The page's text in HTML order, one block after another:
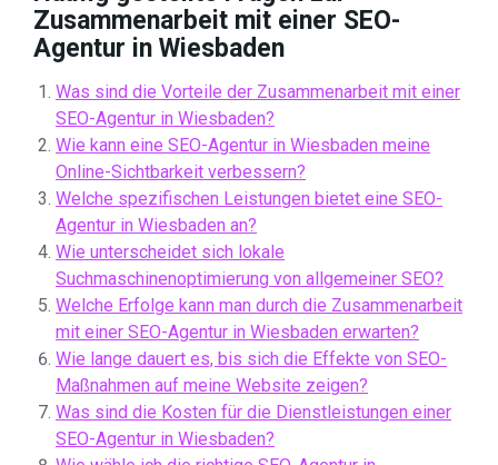
Zusammenarbeit mit einer SEO-
Agentur in Wiesbaden
Was sind die Vorteile der Zusammenarbeit mit einer
SEO-Agentur in Wiesbaden?
Wie kann eine SEO-Agentur in Wiesbaden meine
Online-Sichtbarkeit verbessern?
Welche spezifischen Leistungen bietet eine SEO-
Agentur in Wiesbaden an?
Wie unterscheidet sich lokale
Suchmaschinenoptimierung von allgemeiner SEO?
Welche Erfolge kann man durch die Zusammenarbeit
mit einer SEO-Agentur in Wiesbaden erwarten?
Wie lange dauert es, bis sich die Effekte von SEO-
Maßnahmen auf meine Website zeigen?
Was sind die Kosten für die Dienstleistungen einer
SEO-Agentur in Wiesbaden?